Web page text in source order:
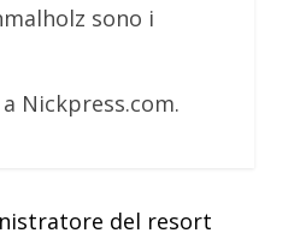
sono i
Nickpress.com.
del resort